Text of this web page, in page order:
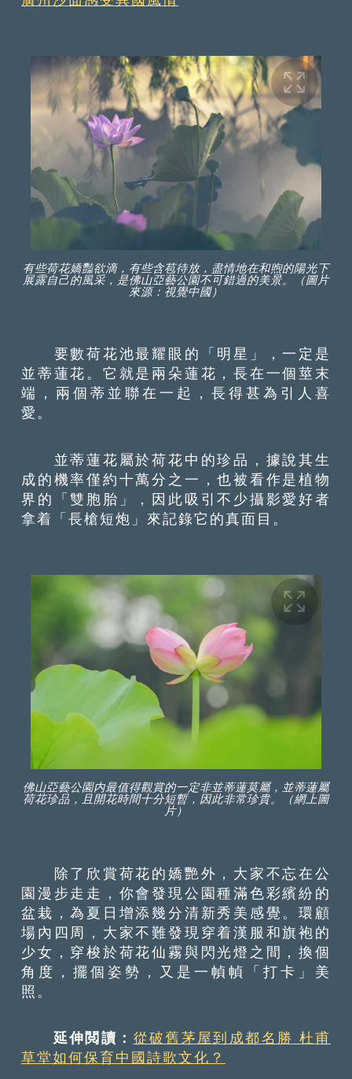
有些荷花嬌豔欲滴，有些含苞待放，盡情地在和煦的陽光下
展露自己的風采，是佛山亞藝公園不可錯過的美景。（圖片
來源：視覺中國）
要數荷花池最耀眼的「明星」，一定是
並蒂蓮花。它就是兩朵蓮花，長在一個莖末
端，兩個蒂並聯在一起，長得甚為引人喜
愛。
並蒂蓮花屬於荷花中的珍品，據說其生
成的機率僅約十萬分之一，也被看作是植物
界的「雙胞胎」，因此吸引不少攝影愛好者
拿着「長槍短炮」來記錄它的真面目。
佛山亞藝公園内最值得觀賞的一定非並蒂蓮莫屬，並蒂蓮屬
荷花珍品，且開花時間十分短暫，因此非常珍貴。（網上圖
片）
除了欣賞荷花的嬌艷外，大家不忘在公
園漫步走走，你會發現公園種滿色彩繽紛的
盆栽，為夏日增添幾分清新秀美感覺。環顧
場內四周，大家不難發現穿着漢服和旗袍的
少女，穿梭於荷花仙霧與閃光燈之間，換個
角度，擺個姿勢，又是一幀幀「打卡」美
照。
延伸閲讀： 從破舊茅屋到成都名勝 杜甫
草堂如何保育中國詩歌文化？